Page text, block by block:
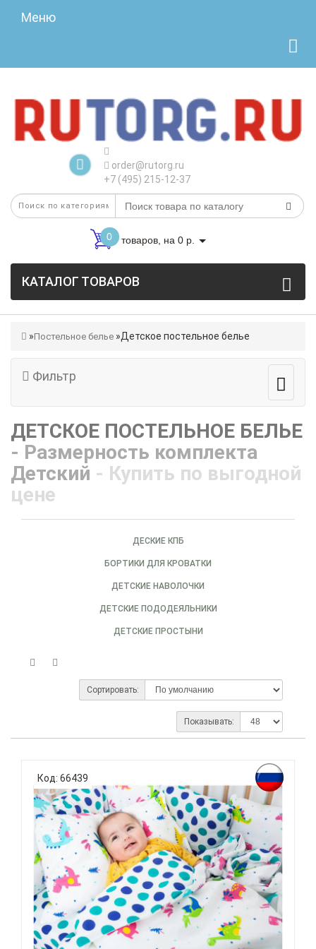
Меню
order@rutorg.ru
+7 (495) 215-12-37
0 товаров, на 0 р.
КАТАЛОГ ТОВАРОВ
Постельное белье Детское постельное белье
Фильтр
ДЕТСКОЕ ПОСТЕЛЬНОЕ БЕЛЬЕ
- Размерность комплекта
Детский - Купить по выгодной
цене
ДЕСКИЕ КПБ
БОРТИКИ ДЛЯ КРОВАТКИ
ДЕТСКИЕ НАВОЛОЧКИ
ДЕТСКИЕ ПОДОДЕЯЛЬНИКИ
ДЕТСКИЕ ПРОСТЫНИ
Сортировать:
Показывать:
Код: 66439
ВОМБАТИК CLASSIC COLLECTION ДИНОЗАВРИКИ -